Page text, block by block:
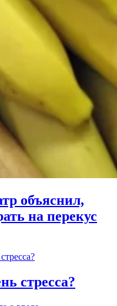
объяснил,
на перекус
стресса?